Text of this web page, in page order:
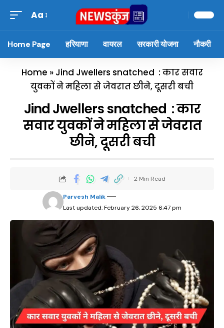
Aa
Home Page हरियाणा वायरल सरकारी योजना नौकरी
Home » Jind Jwellers snatched : कार सवार
युवकों ने महिला से जेवरात छीने, दूसरी बची
Jind Jwellers snatched : कार
सवार युवकों ने महिला से जेवरात
छीने, दूसरी बची
Last updated: February 26, 2025 6:47 pm
Parvesh Malik
2 Min Read